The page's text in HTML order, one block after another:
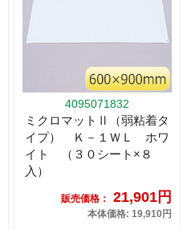
4095071832
ミクロマットⅡ（弱粘着タ
イプ） Ｋ－１ＷＬ ホワ
イト （３０シート×８
入）
販売価格： 21,901円
本体価格: 19,910円